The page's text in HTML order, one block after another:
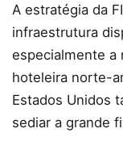
A estratégia da
infraestrutura
especialmente a
hoteleira norte-
Estados Unidos
sediar a grande